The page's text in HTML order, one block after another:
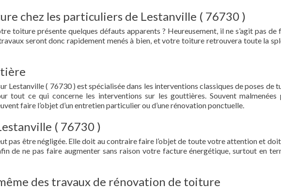
chez les particuliers de Lestanville ( 76730 )
toiture présente quelques défauts apparents ? Heureusement, il ne s’agit pas de
seront donc rapidement menés à bien, et votre toiture retrouvera toute la
Lestanville ( 76730 ) est spécialisée dans les interventions classiques de poses de
tout ce qui concerne les interventions sur les gouttières. Souvent malmenées
faire l’objet d’un entretien particulier ou d’une rénovation ponctuelle.
( 76730 )
pas être négligée. Elle doit au contraire faire l’objet de toute votre attention et
de ne pas faire augmenter sans raison votre facture énergétique, surtout en
des travaux de rénovation de toiture